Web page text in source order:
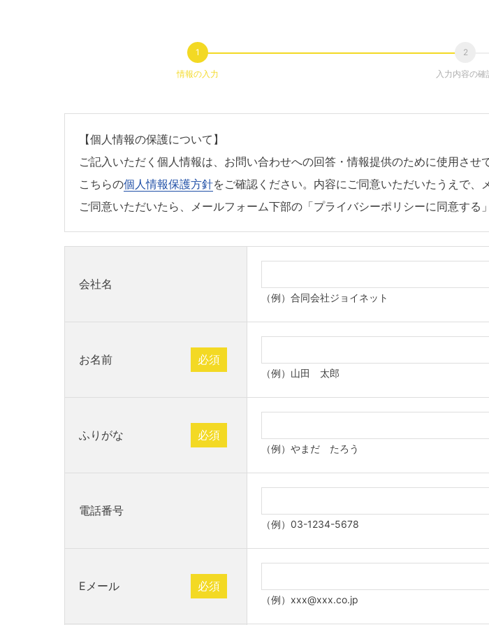
情報の入力 入力内容の確
【個人情報の保護について】
ご記入いただく個人情報は、お問い合わせへの回答・情報提供のために使用させ
こちらの個人情報保護方針をご確認ください。内容にご同意いただいたうえで、
ご同意いただいたら、メールフォーム下部の「プライバシーポリシーに同意する
会社名
（例）合同会社ジョイネット
お名前 必須
（例）山田 太郎
ふりがな 必須
（例）やまだ たろう
電話番号
（例）03-1234-5678
Eメール 必須
（例）xxx@xxx.co.jp